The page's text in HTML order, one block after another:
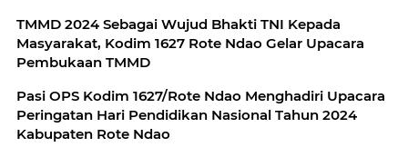
TMMD 2024 Sebagai Wujud Bhakti TNI Kepada
Masyarakat, Kodim 1627 Rote Ndao Gelar Upacara
Pembukaan TMMD
Pasi OPS Kodim 1627/Rote Ndao Menghadiri Upacara
Peringatan Hari Pendidikan Nasional Tahun 2024
Kabupaten Rote Ndao